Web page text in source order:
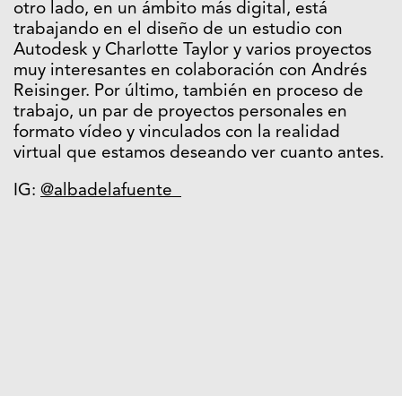
otro lado, en un ámbito más digital, está
trabajando en el diseño de un estudio con
Autodesk y Charlotte Taylor y varios proyectos
muy interesantes en colaboración con Andrés
Reisinger. Por último, también en proceso de
trabajo, un par de proyectos personales en
formato vídeo y vinculados con la realidad
virtual que estamos deseando ver cuanto antes.
IG: @albadelafuente_